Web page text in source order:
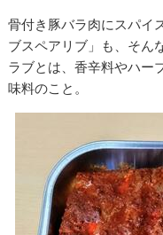
骨付き豚バラ肉にスパイ
ブスペアリブ」も、そん
ラブとは、香辛料やハー
味料のこと。